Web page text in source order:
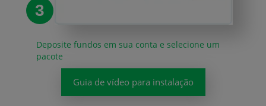
3
Deposite fundos em sua conta e selecione um
pacote
Guia de vídeo para instalação